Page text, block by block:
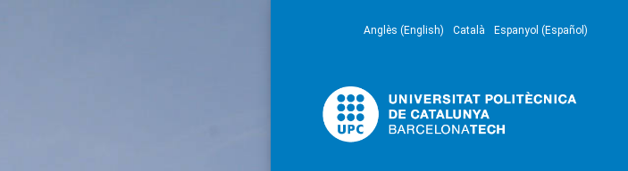
Anglès (English) Català Espanyol (Español)